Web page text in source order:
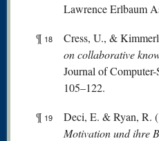
Lawrence Erlbaum
¶ 18 Cress, U., &
on collaborative
Journal of
105–122.
¶ 19 Deci, E. & Ryan, R.
Motivation und ihre